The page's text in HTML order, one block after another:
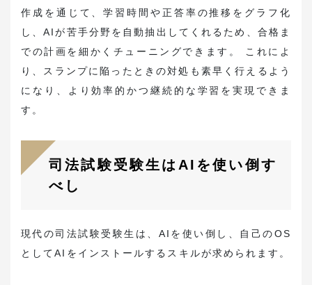
作成を通じて、学習時間や正答率の推移をグラフ化
し、AIが苦手分野を自動抽出してくれるため、合格ま
での計画を細かくチューニングできます。 これによ
り、スランプに陥ったときの対処も素早く行えるよう
になり、より効率的かつ継続的な学習を実現できま
す。
司法試験受験生はAIを使い倒す
べし
現代の司法試験受験生は、AIを使い倒し、自己のOS
としてAIをインストールするスキルが求められます。